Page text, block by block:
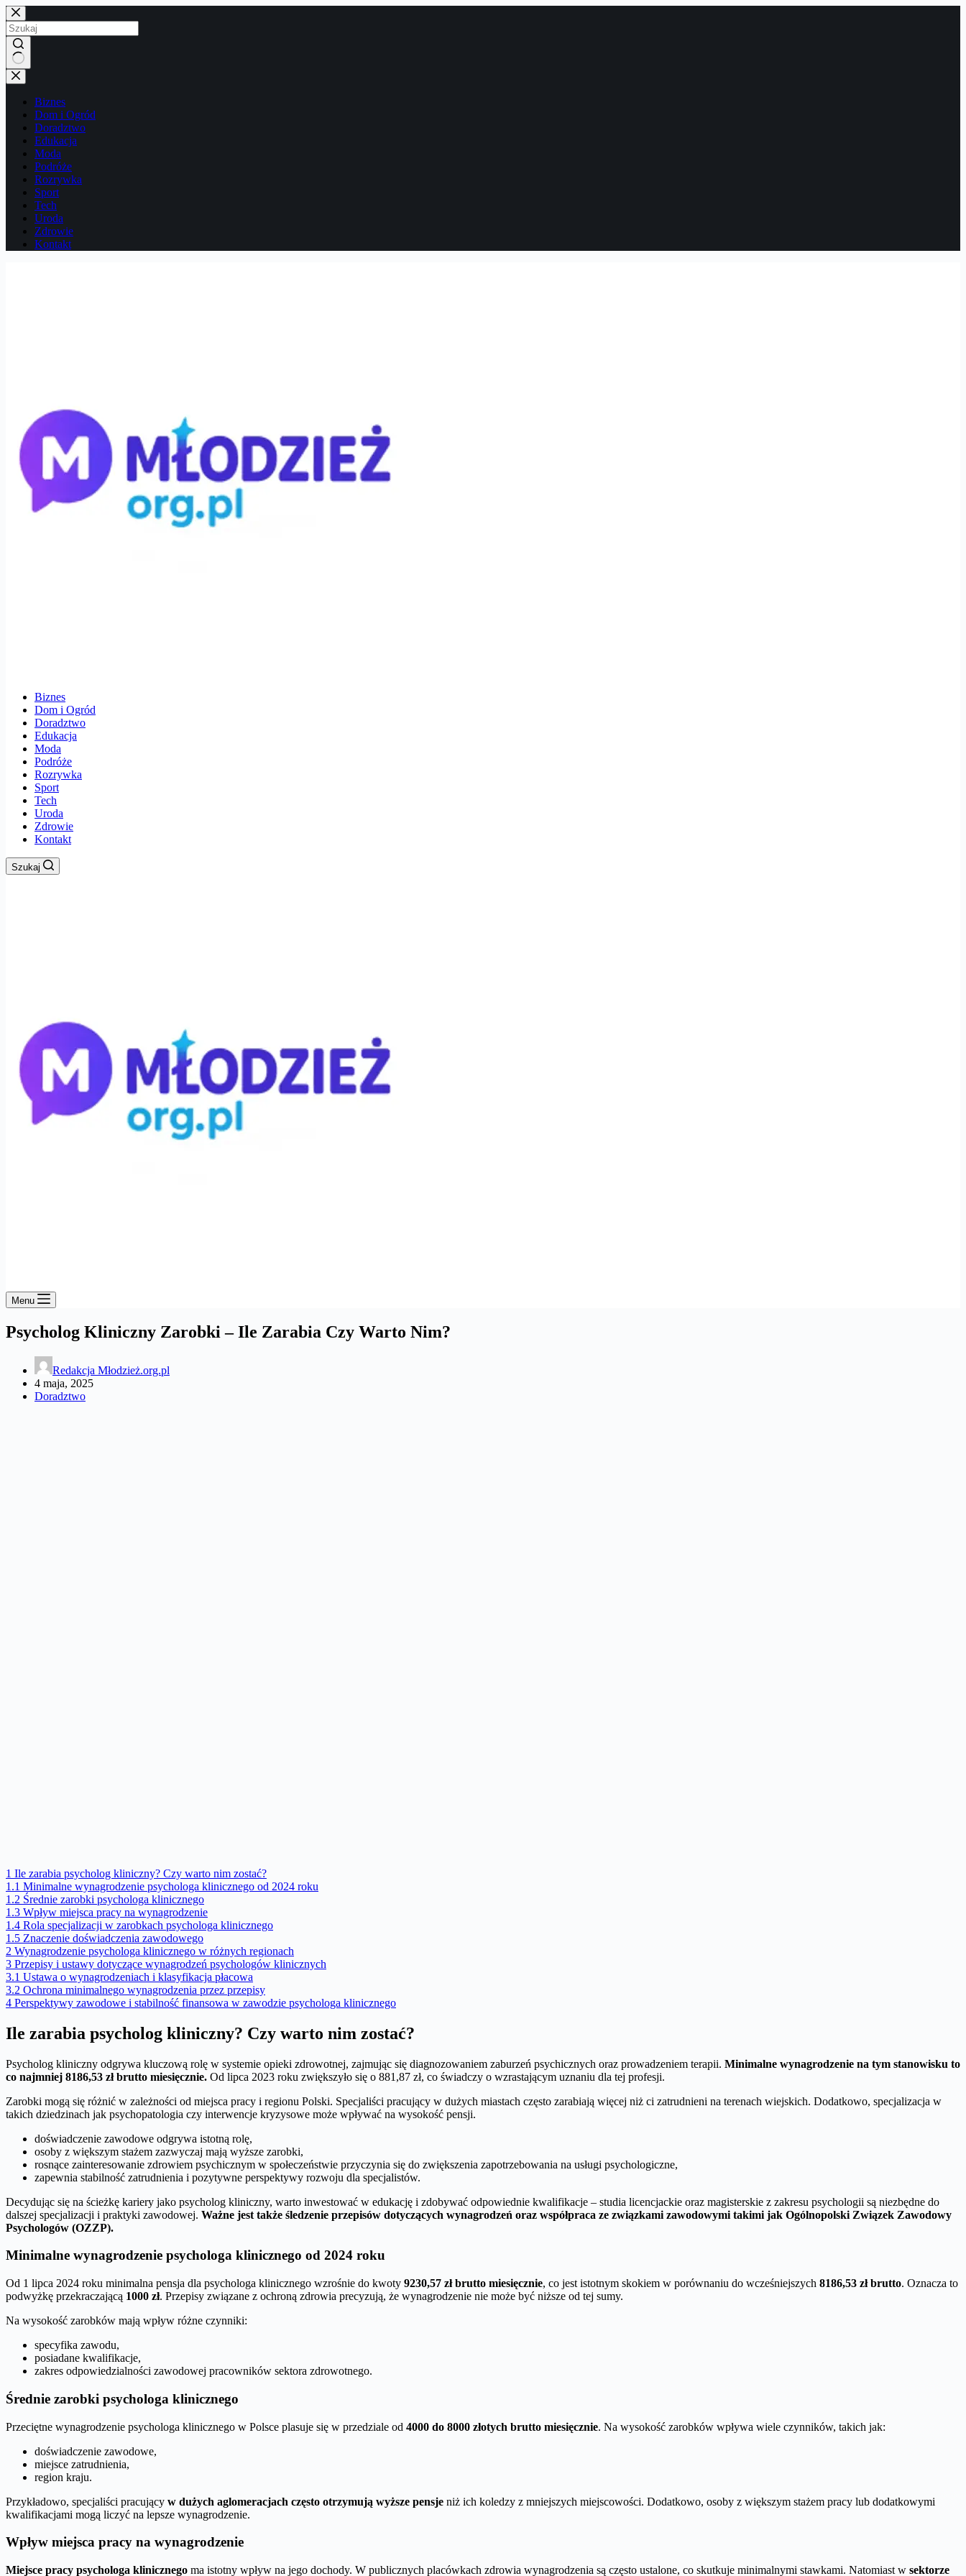
Przejdź
do
treści
Brak
wyników
Biznes
Dom i Ogród
Doradztwo
Edukacja
Moda
Podróże
Rozrywka
Sport
Tech
Uroda
Zdrowie
Kontakt
Biznes
Dom i Ogród
Doradztwo
Edukacja
Moda
Podróże
Rozrywka
Sport
Tech
Uroda
Zdrowie
Kontakt
Szukaj
Menu
Psycholog Kliniczny Zarobki – Ile Zarabia Czy Warto Nim?
Redakcja Młodzież.org.pl
4 maja, 2025
Doradztwo
1 Ile zarabia psycholog kliniczny? Czy warto nim zostać?
1.1 Minimalne wynagrodzenie psychologa klinicznego od 2024 roku
1.2 Średnie zarobki psychologa klinicznego
1.3 Wpływ miejsca pracy na wynagrodzenie
1.4 Rola specjalizacji w zarobkach psychologa klinicznego
1.5 Znaczenie doświadczenia zawodowego
2 Wynagrodzenie psychologa klinicznego w różnych regionach
3 Przepisy i ustawy dotyczące wynagrodzeń psychologów klinicznych
3.1 Ustawa o wynagrodzeniach i klasyfikacja płacowa
3.2 Ochrona minimalnego wynagrodzenia przez przepisy
4 Perspektywy zawodowe i stabilność finansowa w zawodzie psychologa klinicznego
Ile zarabia psycholog kliniczny? Czy warto nim zostać?
Psycholog kliniczny odgrywa kluczową rolę w systemie opieki zdrowotnej, zajmując się diagnozowaniem zaburzeń psychicznych oraz prowadzeniem terapii. Minimalne wynagrodzenie na tym stanowisku to
co najmniej 8186,53 zł brutto miesięcznie. Od lipca 2023 roku zwiększyło się o 881,87 zł, co świadczy o wzrastającym uznaniu dla tej profesji.
Zarobki mogą się różnić w zależności od miejsca pracy i regionu Polski. Specjaliści pracujący w dużych miastach często zarabiają więcej niż ci zatrudnieni na terenach wiejskich. Dodatkowo, specjalizacja w
takich dziedzinach jak psychopatologia czy interwencje kryzysowe może wpływać na wysokość pensji.
doświadczenie zawodowe odgrywa istotną rolę,
osoby z większym stażem zazwyczaj mają wyższe zarobki,
rosnące zainteresowanie zdrowiem psychicznym w społeczeństwie przyczynia się do zwiększenia zapotrzebowania na usługi psychologiczne,
zapewnia stabilność zatrudnienia i pozytywne perspektywy rozwoju dla specjalistów.
Decydując się na ścieżkę kariery jako psycholog kliniczny, warto inwestować w edukację i zdobywać odpowiednie kwalifikacje – studia licencjackie oraz magisterskie z zakresu psychologii są niezbędne do
dalszej specjalizacji i praktyki zawodowej. Ważne jest także śledzenie przepisów dotyczących wynagrodzeń oraz współpraca ze związkami zawodowymi takimi jak Ogólnopolski Związek Zawodowy
Psychologów (OZZP).
Minimalne wynagrodzenie psychologa klinicznego od 2024 roku
Od 1 lipca 2024 roku minimalna pensja dla psychologa klinicznego wzrośnie do kwoty 9230,57 zł brutto miesięcznie, co jest istotnym skokiem w porównaniu do wcześniejszych 8186,53 zł brutto. Oznacza to
podwyżkę przekraczającą 1000 zł. Przepisy związane z ochroną zdrowia precyzują, że wynagrodzenie nie może być niższe od tej sumy.
Na wysokość zarobków mają wpływ różne czynniki:
specyfika zawodu,
posiadane kwalifikacje,
zakres odpowiedzialności zawodowej pracowników sektora zdrowotnego.
Średnie zarobki psychologa klinicznego
Przeciętne wynagrodzenie psychologa klinicznego w Polsce plasuje się w przedziale od 4000 do 8000 złotych brutto miesięcznie. Na wysokość zarobków wpływa wiele czynników, takich jak:
doświadczenie zawodowe,
miejsce zatrudnienia,
region kraju.
Przykładowo, specjaliści pracujący w dużych aglomeracjach często otrzymują wyższe pensje niż ich koledzy z mniejszych miejscowości. Dodatkowo, osoby z większym stażem pracy lub dodatkowymi
kwalifikacjami mogą liczyć na lepsze wynagrodzenie.
Wpływ miejsca pracy na wynagrodzenie
Miejsce pracy psychologa klinicznego ma istotny wpływ na jego dochody. W publicznych placówkach zdrowia wynagrodzenia są często ustalone, co skutkuje minimalnymi stawkami. Natomiast w sektorze